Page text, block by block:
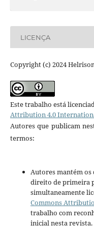
LICENÇA
Copyright (c) 2024
Este trabalho está
Attribution 4.0
Autores que publicam
termos:
Autores mantém os
direito de primeira
simultaneamente
Commons
trabalho com
inicial nesta revista.